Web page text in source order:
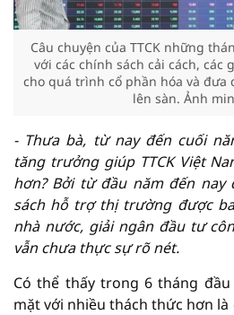
Câu chuyện của TTCK những
với các chính sách cải cách, các
cho quá trình cổ phần hóa và đưa
lên sàn. Ảnh
- Thưa bà, từ nay đến cuối
tăng trưởng giúp TTCK Việt
hơn? Bởi từ đầu năm đến nay
sách hỗ trợ thị trường được
nhà nước, giải ngân đầu tư
vẫn chưa thực sự rõ nét.
Có thể thấy trong 6 tháng đầu
mặt với nhiều thách thức hơn